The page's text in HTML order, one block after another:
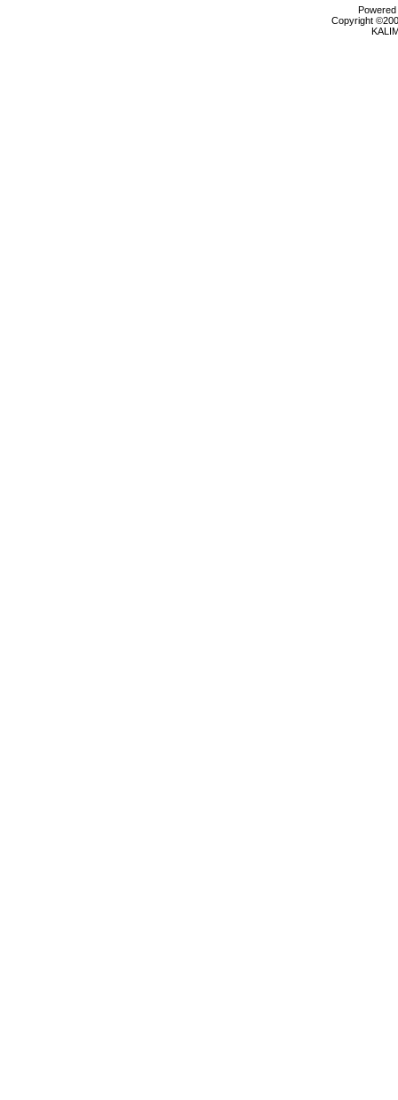
Copyright